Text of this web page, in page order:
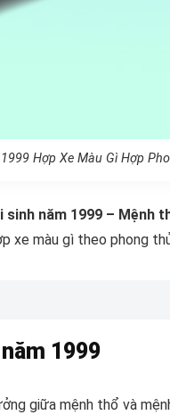
Hợp Xe Màu Gì Hợp
sinh năm 1999 – Mệnh
xe màu gì theo phong
1999
giữa mệnh thổ và